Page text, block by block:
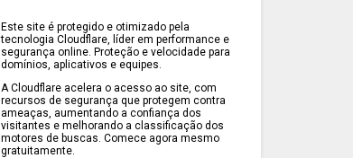
Este site é protegido e otimizado pela
tecnologia Cloudflare, líder em performance e
segurança online. Proteção e velocidade para
domínios, aplicativos e equipes.
A Cloudflare acelera o acesso ao site, com
recursos de segurança que protegem contra
ameaças, aumentando a confiança dos
visitantes e melhorando a classificação dos
motores de buscas. Comece agora mesmo
gratuitamente.